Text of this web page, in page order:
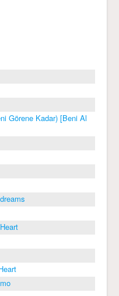
Görene Kadar) [Beni Al